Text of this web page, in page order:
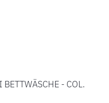
BETTWÄSCHE - COL.